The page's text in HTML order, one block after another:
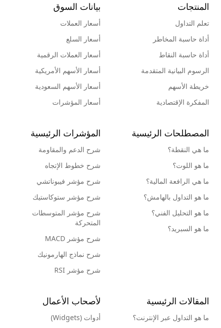
المنتجات
تعلم التداول
أداة حاسبة المخاطر
أداة حاسبة النقاط
الرسوم البيانية المتقدمة
خريطة الأسهم
المفكرة الإقتصادية
بيانات السوق
أسعار العملات
أسعار السلع
أسعار العملات الرقمية
أسعار الأسهم الأمريكية
أسعار الأسهم السعودية
أسعار المؤشرات
المصطلحات الرئيسية
ما هي النقطة؟
ما هو اللوت؟
ما هي الرافعة المالية؟
ما هو التداول بالهامش؟
ما هو التحليل الفني؟
ما هو السبريد؟
المؤشرات الرئيسية
شرح الدعم والمقاومة
شرح خطوط الإتجاه
شرح مؤشر فيبوناتشي
شرح مؤشر ستوكاستيك
شرح مؤشر المتوسطات
المتحركة
شرح مؤشر MACD
شرح نماذج الهارمونيك
شرح مؤشر RSI
المقالات الرئيسية
ما هو التداول عبر الإنترنت؟
لأصحاب الأعمال
أدوات (Widgets)